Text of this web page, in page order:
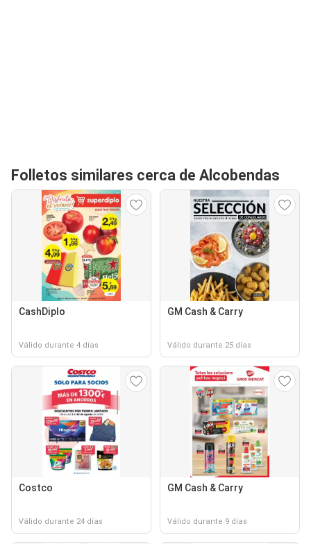
Folletos similares cerca de Alcobendas
CashDiplo
Válido durante 4 días
GM Cash & Carry
Válido durante 25 días
Costco
Válido durante 24 días
GM Cash & Carry
Válido durante 9 días